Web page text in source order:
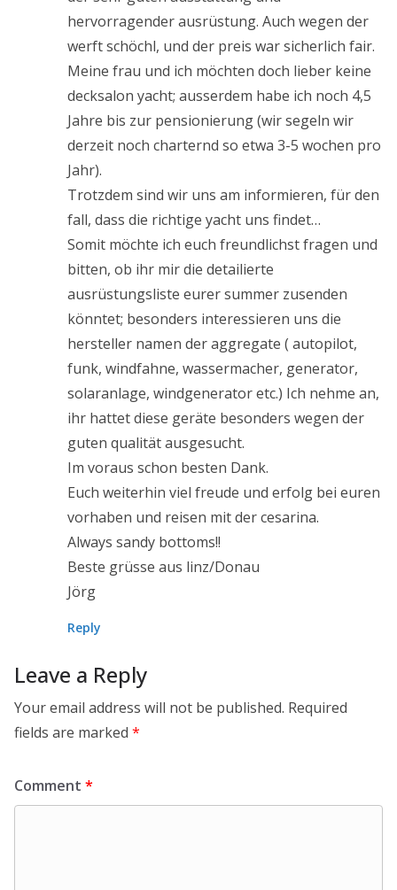
hervorragender ausrüstung. Auch wegen der
werft schöchl, und der preis war sicherlich fair.
Meine frau und ich möchten doch lieber keine
decksalon yacht; ausserdem habe ich noch 4,5
Jahre bis zur pensionierung (wir segeln wir
derzeit noch charternd so etwa 3-5 wochen pro
Jahr).
Trotzdem sind wir uns am informieren, für den
fall, dass die richtige yacht uns findet…
Somit möchte ich euch freundlichst fragen und
bitten, ob ihr mir die detailierte
ausrüstungsliste eurer summer zusenden
könntet; besonders interessieren uns die
hersteller namen der aggregate ( autopilot,
funk, windfahne, wassermacher, generator,
solaranlage, windgenerator etc.) Ich nehme an,
ihr hattet diese geräte besonders wegen der
guten qualität ausgesucht.
Im voraus schon besten Dank.
Euch weiterhin viel freude und erfolg bei euren
vorhaben und reisen mit der cesarina.
Always sandy bottoms!!
Beste grüsse aus linz/Donau
Jörg
Reply
Leave a Reply
Your email address will not be published. Required
fields are marked *
Comment *